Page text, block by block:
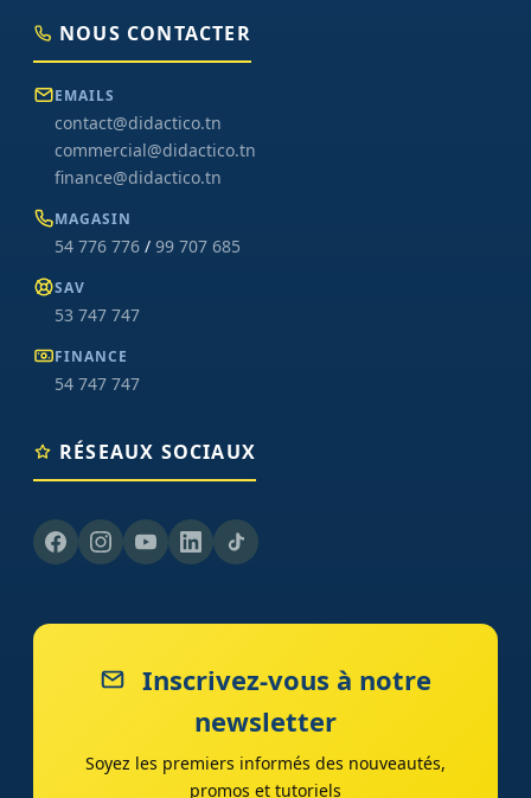
NOUS CONTACTER
EMAILS
contact@didactico.tn
commercial@didactico.tn
finance@didactico.tn
MAGASIN
54 776 776 / 99 707 685
SAV
53 747 747
FINANCE
54 747 747
RÉSEAUX SOCIAUX
Inscrivez-vous à notre
newsletter
Soyez les premiers informés des nouveautés,
promos et tutoriels